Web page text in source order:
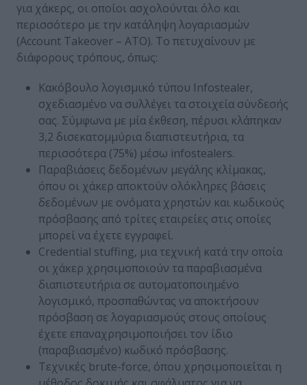
για χάκερς, οι οποίοι ασχολούνται όλο και
περισσότερο με την κατάληψη λογαριασμών
(Account Takeover – ATO). Το πετυχαίνουν με
διάφορους τρόπους, όπως:
Κακόβουλο λογισμικό τύπου Infostealer,
σχεδιασμένο να συλλέγει τα στοιχεία σύνδεσής
σας. Σύμφωνα με μία έκθεση, πέρυσι κλάπηκαν
3,2 δισεκατομμύρια διαπιστευτήρια, τα
περισσότερα (75%) μέσω infostealers.
Παραβιάσεις δεδομένων μεγάλης κλίμακας,
όπου οι χάκερ αποκτούν ολόκληρες βάσεις
δεδομένων με ονόματα χρηστών και κωδικούς
πρόσβασης από τρίτες εταιρείες στις οποίες
μπορεί να έχετε εγγραφεί.
Credential stuffing, μια τεχνική κατά την οποία
οι χάκερ χρησιμοποιούν τα παραβιασμένα
διαπιστευτήρια σε αυτοματοποιημένο
λογισμικό, προσπαθώντας να αποκτήσουν
πρόσβαση σε λογαριασμούς στους οποίους
έχετε επαναχρησιμοποιήσει τον ίδιο
(παραβιασμένο) κωδικό πρόσβασης.
Τεχνικές brute-force, όπου χρησιμοποιείται η